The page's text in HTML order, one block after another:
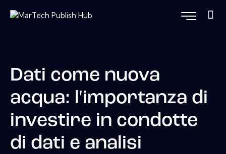
Dati come nuova
acqua: l'importanza di
investire in condotte
di dati e analisi